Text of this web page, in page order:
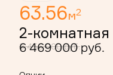
63.56м2
2-комнатная
8 456 000 руб.
6 469 000 руб.